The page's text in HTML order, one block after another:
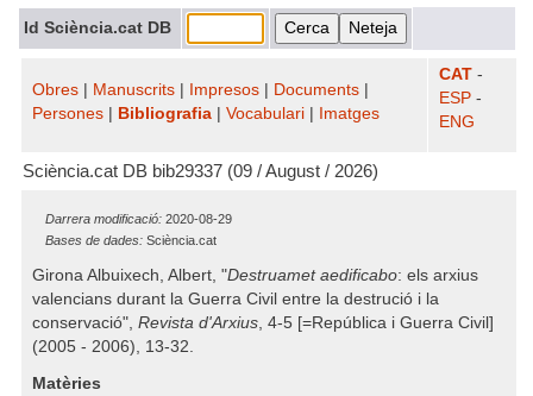
Id Sciència.cat DB
Obres Manuscrits Impresos Documents
Persones
Bibliografia Vocabulari Imatges
CAT -
ESP -
ENG
Sciència.cat DB bib29337 (09 / August / 2026)
Darrera modificació: 2020-08-29
Bases de dades: Sciència.cat
Girona Albuixech, Albert, "Destruamet aedificabo: els arxius
valencians durant la Guerra Civil entre la destrució i la
conservació", Revista d'Arxius, 4-5 [=República i Guerra Civil]
(2005 - 2006), 13-32.
Matèries